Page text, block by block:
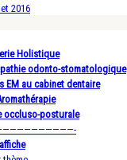
2016
Holistique
odonto-stomatologique
EM au cabinet dentaire
occluso-posturale